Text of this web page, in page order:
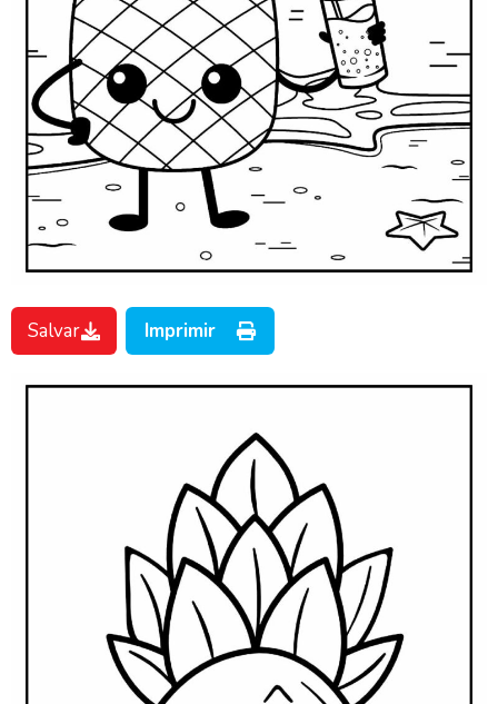
Salvar Imprimir